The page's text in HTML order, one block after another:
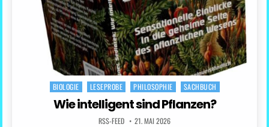
Posted
in
BIOLOGIE LESEPROBE PHILOSOPHIE SACHBUCH
Wie intelligent sind Pflanzen?
RSS-FEED 21. MAI 2026